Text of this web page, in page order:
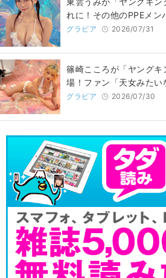
れに！その他のPPEメン
グラビア 2026/07/31
篠崎こころが「ヤングキ
場！ファン「天女みた
グラビア 2026/07/30